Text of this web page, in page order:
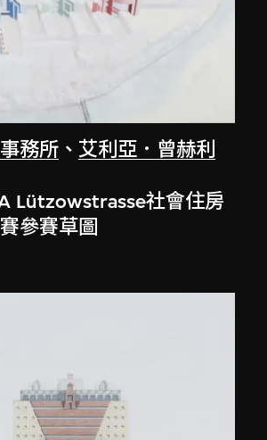
務所 、艾利亞．曾赫利
Lützowstrasse社會住房
參賽草圖